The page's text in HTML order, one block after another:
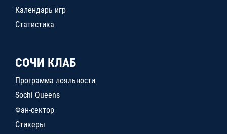
Календарь игр
Статистика
СОЧИ КЛАБ
Программа лояльности
Sochi Queens
Фан-сектор
Стикеры